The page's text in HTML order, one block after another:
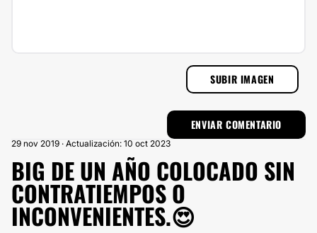
SUBIR IMAGEN
29 nov 2019 · Actualización: 10 oct 2023
BIG DE UN AÑO COLOCADO SIN
CONTRATIEMPOS O
INCONVENIENTES.😍